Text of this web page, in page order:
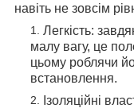
навіть не зовсім
Легкість:
малу вагу, це
цьому роблячи
встановлення.
Ізоляційні